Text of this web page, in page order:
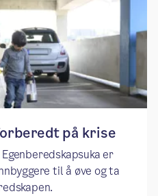
på krise
er
til å øve og ta